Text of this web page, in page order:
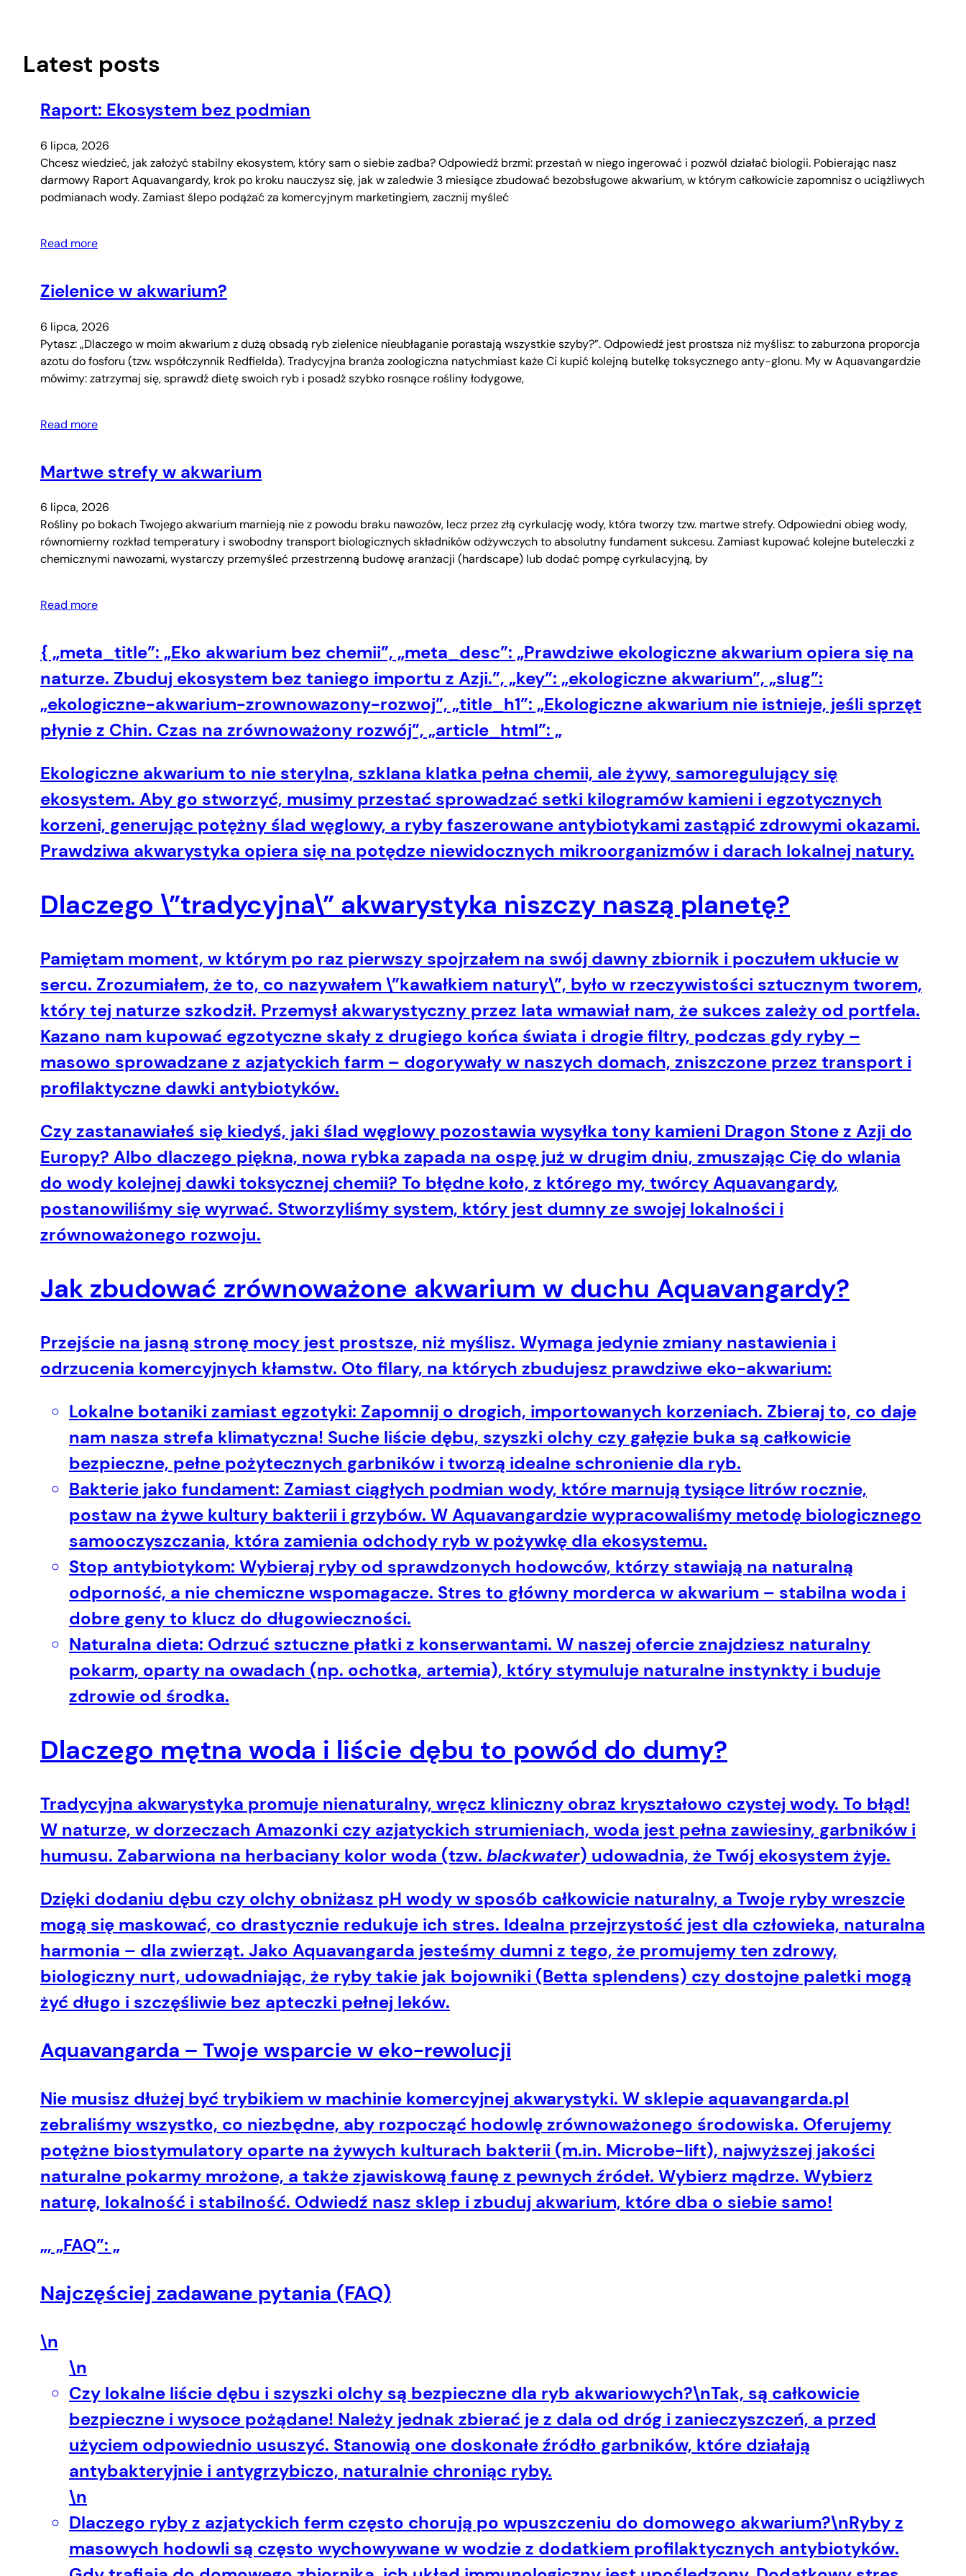
Latest posts
Raport: Ekosystem bez podmian
6 lipca, 2026
Chcesz wiedzieć, jak założyć stabilny ekosystem, który sam o siebie zadba? Odpowiedź brzmi: przestań w niego ingerować i pozwól działać biologii. Pobierając nasz
darmowy Raport Aquavangardy, krok po kroku nauczysz się, jak w zaledwie 3 miesiące zbudować bezobsługowe akwarium, w którym całkowicie zapomnisz o uciążliwych
podmianach wody. Zamiast ślepo podążać za komercyjnym marketingiem, zacznij myśleć
Read more
Zielenice w akwarium?
6 lipca, 2026
Pytasz: „Dlaczego w moim akwarium z dużą obsadą ryb zielenice nieubłaganie porastają wszystkie szyby?”. Odpowiedź jest prostsza niż myślisz: to zaburzona proporcja
azotu do fosforu (tzw. współczynnik Redfielda). Tradycyjna branża zoologiczna natychmiast każe Ci kupić kolejną butelkę toksycznego anty-glonu. My w Aquavangardzie
mówimy: zatrzymaj się, sprawdź dietę swoich ryb i posadź szybko rosnące rośliny łodygowe,
Read more
Martwe strefy w akwarium
6 lipca, 2026
Rośliny po bokach Twojego akwarium marnieją nie z powodu braku nawozów, lecz przez złą cyrkulację wody, która tworzy tzw. martwe strefy. Odpowiedni obieg wody,
równomierny rozkład temperatury i swobodny transport biologicznych składników odżywczych to absolutny fundament sukcesu. Zamiast kupować kolejne buteleczki z
chemicznymi nawozami, wystarczy przemyśleć przestrzenną budowę aranżacji (hardscape) lub dodać pompę cyrkulacyjną, by
Read more
{ „meta_title”: „Eko akwarium bez chemii”, „meta_desc”: „Prawdziwe ekologiczne akwarium opiera się na
naturze. Zbuduj ekosystem bez taniego importu z Azji.”, „key”: „ekologiczne akwarium”, „slug”:
„ekologiczne-akwarium-zrownowazony-rozwoj”, „title_h1”: „Ekologiczne akwarium nie istnieje, jeśli sprzęt
płynie z Chin. Czas na zrównoważony rozwój”, „article_html”: „
Ekologiczne akwarium to nie sterylna, szklana klatka pełna chemii, ale żywy, samoregulujący się
ekosystem. Aby go stworzyć, musimy przestać sprowadzać setki kilogramów kamieni i egzotycznych
korzeni, generując potężny ślad węglowy, a ryby faszerowane antybiotykami zastąpić zdrowymi okazami.
Prawdziwa akwarystyka opiera się na potędze niewidocznych mikroorganizmów i darach lokalnej natury.
Dlaczego \”tradycyjna\” akwarystyka niszczy naszą planetę?
Pamiętam moment, w którym po raz pierwszy spojrzałem na swój dawny zbiornik i poczułem ukłucie w
sercu. Zrozumiałem, że to, co nazywałem \”kawałkiem natury\”, było w rzeczywistości sztucznym tworem,
który tej naturze szkodził. Przemysł akwarystyczny przez lata wmawiał nam, że sukces zależy od portfela.
Kazano nam kupować egzotyczne skały z drugiego końca świata i drogie filtry, podczas gdy ryby –
masowo sprowadzane z azjatyckich farm – dogorywały w naszych domach, zniszczone przez transport i
profilaktyczne dawki antybiotyków.
Czy zastanawiałeś się kiedyś, jaki ślad węglowy pozostawia wysyłka tony kamieni Dragon Stone z Azji do
Europy? Albo dlaczego piękna, nowa rybka zapada na ospę już w drugim dniu, zmuszając Cię do wlania
do wody kolejnej dawki toksycznej chemii? To błędne koło, z którego my, twórcyAquavangardy,
postanowiliśmy się wyrwać. Stworzyliśmy system, który jest dumny ze swojej lokalności i
zrównoważonego rozwoju.
Jak zbudować zrównoważone akwarium w duchu Aquavangardy?
Przejście na jasną stronę mocy jest prostsze, niż myślisz. Wymaga jedynie zmiany nastawienia i
odrzucenia komercyjnych kłamstw. Oto filary, na których zbudujesz prawdziwe eko-akwarium:
Lokalne botaniki zamiast egzotyki: Zapomnij o drogich, importowanych korzeniach. Zbieraj to, co daje
nam nasza strefa klimatyczna! Suche liście dębu, szyszki olchy czy gałęzie buka są całkowicie
bezpieczne, pełne pożytecznych garbników i tworzą idealne schronienie dla ryb.
Bakterie jako fundament: Zamiast ciągłych podmian wody, które marnują tysiące litrów rocznie,
postaw na żywe kultury bakterii i grzybów. WAquavangardziewypracowaliśmy metodę biologicznego
samooczyszczania, która zamienia odchody ryb w pożywkę dla ekosystemu.
Stop antybiotykom: Wybieraj ryby od sprawdzonych hodowców, którzy stawiają na naturalną
odporność, a nie chemiczne wspomagacze. Stres to główny morderca w akwarium – stabilna woda i
dobre geny to klucz do długowieczności.
Naturalna dieta: Odrzuć sztuczne płatki z konserwantami. W naszej ofercie znajdziesz naturalny
pokarm, oparty na owadach (np. ochotka, artemia), który stymuluje naturalne instynkty i buduje
zdrowie od środka.
Dlaczego mętna woda i liście dębu to powód do dumy?
Tradycyjna akwarystyka promuje nienaturalny, wręcz kliniczny obraz kryształowo czystej wody. To błąd!
W naturze, w dorzeczach Amazonki czy azjatyckich strumieniach, woda jest pełna zawiesiny, garbników i
humusu. Zabarwiona na herbaciany kolor woda (tzw. blackwater) udowadnia, że Twój ekosystem żyje.
Dzięki dodaniu dębu czy olchy obniżasz pH wody w sposób całkowicie naturalny, a Twoje ryby wreszcie
mogą się maskować, co drastycznie redukuje ich stres. Idealna przejrzystość jest dla człowieka, naturalna
harmonia – dla zwierząt. Jako Aquavangarda jesteśmy dumni z tego, że promujemy ten zdrowy,
biologiczny nurt, udowadniając, że ryby takie jak bojowniki (Betta splendens) czy dostojne paletki mogą
żyć długo i szczęśliwie bez apteczki pełnej leków.
Aquavangarda – Twoje wsparcie w eko-rewolucji
Nie musisz dłużej być trybikiem w machinie komercyjnej akwarystyki. W sklepie aquavangarda.pl
zebraliśmy wszystko, co niezbędne, aby rozpocząć hodowlę zrównoważonego środowiska. Oferujemy
potężne biostymulatory oparte na żywych kulturach bakterii (m.in. Microbe-lift), najwyższej jakości
naturalne pokarmy mrożone, a także zjawiskową faunę z pewnych źródeł. Wybierz mądrze. Wybierz
naturę, lokalność i stabilność. Odwiedź nasz sklep i zbuduj akwarium, które dba o siebie samo!
„, „FAQ”: „
Najczęściej zadawane pytania (FAQ)
\n
\n
Czy lokalne liście dębu i szyszki olchy są bezpieczne dla ryb akwariowych?\nTak, są całkowicie
bezpieczne i wysoce pożądane! Należy jednak zbierać je z dala od dróg i zanieczyszczeń, a przed
użyciem odpowiednio ususzyć. Stanowią one doskonałe źródło garbników, które działają
antybakteryjnie i antygrzybiczo, naturalnie chroniąc ryby.
\n
Dlaczego ryby z azjatyckich ferm często chorują po wpuszczeniu do domowego akwarium?\nRyby z
masowych hodowli są często wychowywane w wodzie z dodatkiem profilaktycznych antybiotyków.